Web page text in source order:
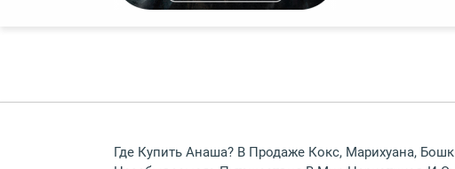
Где Купить Анаша? В Продаже Кокс, Марихуана,